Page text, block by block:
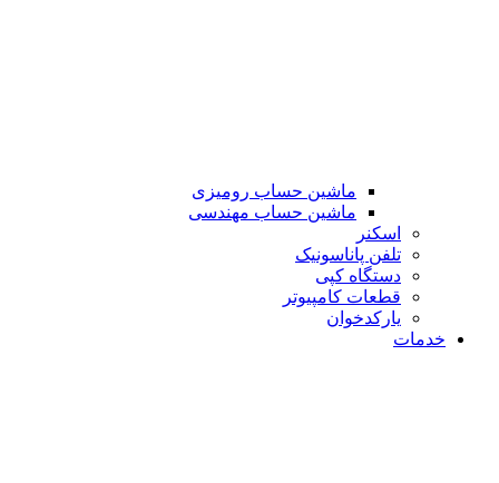
ماشین حساب رومیزی
ماشین حساب مهندسی
اسکنر
تلفن پاناسونیک
دستگاه کپی
قطعات کامپیوتر
یارکدخوان
خدمات